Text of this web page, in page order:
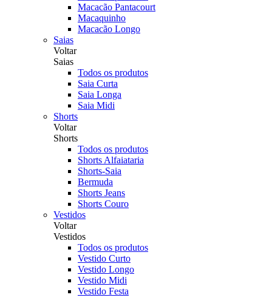
Macacão Pantacourt
Macaquinho
Macacão Longo
Saias
Voltar
Saias
Todos os produtos
Saia Curta
Saia Longa
Saia Midi
Shorts
Voltar
Shorts
Todos os produtos
Shorts Alfaiataria
Shorts-Saia
Bermuda
Shorts Jeans
Shorts Couro
Vestidos
Voltar
Vestidos
Todos os produtos
Vestido Curto
Vestido Longo
Vestido Midi
Vestido Festa